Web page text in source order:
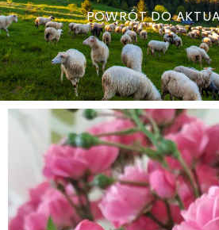
POWRÓT DO